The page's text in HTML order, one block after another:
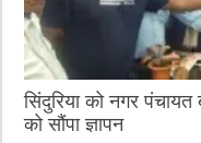
सिंदुरिया को नगर
को सौंपा ज्ञापन